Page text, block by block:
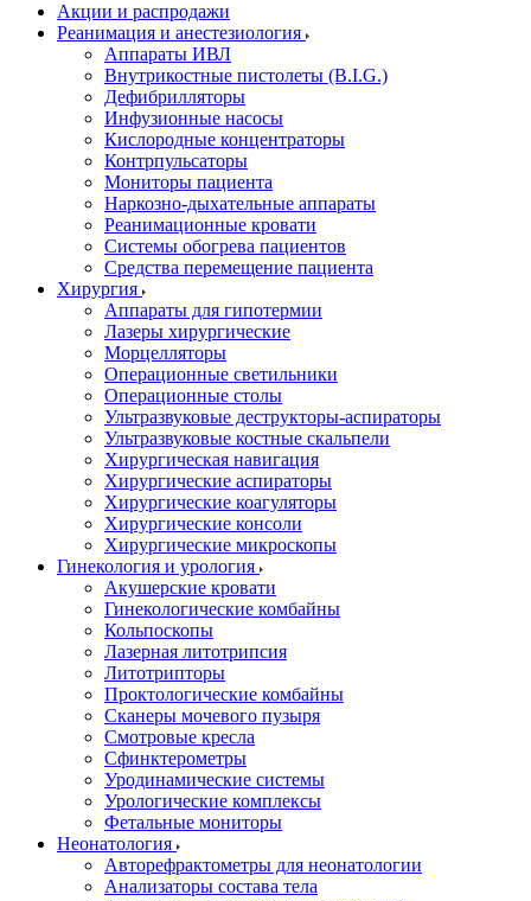
Акции и распродажи
Реанимация и анестезиология
Аппараты ИВЛ
Внутрикостные пистолеты (B.I.G.)
Дефибрилляторы
Инфузионные насосы
Кислородные концентраторы
Контрпульсаторы
Мониторы пациента
Наркозно-дыхательные аппараты
Реанимационные кровати
Системы обогрева пациентов
Средства перемещение пациента
Хирургия
Аппараты для гипотермии
Лазеры хирургические
Морцелляторы
Операционные светильники
Операционные столы
Ультразвуковые деструкторы-аспираторы
Ультразвуковые костные скальпели
Хирургическая навигация
Хирургические аспираторы
Хирургические коагуляторы
Хирургические консоли
Хирургические микроскопы
Гинекология и урология
Акушерские кровати
Гинекологические комбайны
Кольпоскопы
Лазерная литотрипсия
Литотрипторы
Проктологические комбайны
Сканеры мочевого пузыря
Смотровые кресла
Сфинктерометры
Уродинамические системы
Урологические комплексы
Фетальные мониторы
Неонатология
Авторефрактометры для неонатологии
Анализаторы состава тела